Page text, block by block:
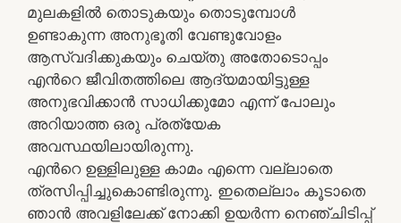
മുലകളിൽ തൊടുകയും തൊടുമ്പോൾ
ഉണ്ടാകുന്ന അനുഭൂതി വേണ്ടുവോളം
ആസ്വദിക്കുകയും ചെയ്തു അതോടൊപ്പം
എൻറെ ജീവിതത്തിലെ ആദ്യമായിട്ടുള്ള
അനുഭവിക്കാൻ സാധിക്കുമോ എന്ന് പോലും
അറിയാത്ത ഒരു പ്രത്യേക
അവസ്ഥയിലായിരുന്നു.
എൻറെ ഉള്ളിലുള്ള കാമം എന്നെ വല്ലാതെ
ത്രസിപ്പിച്ചുകൊണ്ടിരുന്നു. ഇതെല്ലാം കൂടാതെ
ഞാൻ അവളിലേക്ക് നോക്കി ഉയർന്ന നെഞ്ചിടിപ്പ്